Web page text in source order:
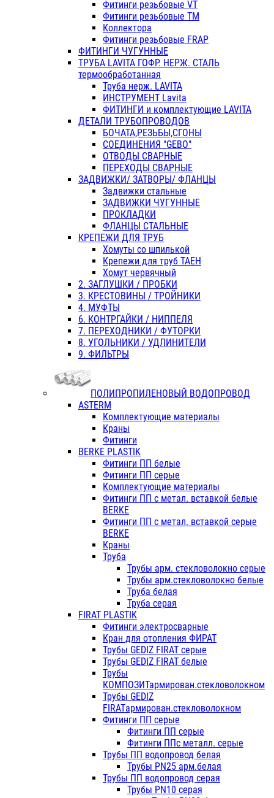
Фитинги резьбовые VT
Фитинги резьбовые ТМ
Коллектора
Фитинги резьбовые FRAP
ФИТИНГИ ЧУГУННЫЕ
ТРУБА LAVITA ГОФР. НЕРЖ. СТАЛЬ
термообработанная
Труба нерж. LAVITA
ИНСТРУМЕНТ Lavita
ФИТИНГИ и комплектующие LAVITA
ДЕТАЛИ ТРУБОПРОВОДОВ
БОЧАТА,РЕЗЬБЫ,СГОНЫ
СОЕДИНЕНИЯ "GEBO"
ОТВОДЫ СВАРНЫЕ
ПЕРЕХОДЫ СВАРНЫЕ
ЗАДВИЖКИ/ ЗАТВОРЫ/ ФЛАНЦЫ
Задвижки стальные
ЗАДВИЖКИ ЧУГУННЫЕ
ПРОКЛАДКИ
ФЛАНЦЫ СТАЛЬНЫЕ
КРЕПЕЖИ ДЛЯ ТРУБ
Хомуты со шпилькой
Крепежи для труб ТАЕН
Хомут червячный
2. ЗАГЛУШКИ / ПРОБКИ
3. КРЕСТОВИНЫ / ТРОЙНИКИ
4. МУФТЫ
6. КОНТРГАЙКИ / НИППЕЛЯ
7. ПЕРЕХОДНИКИ / ФУТОРКИ
8. УГОЛЬНИКИ / УДЛИНИТЕЛИ
9. ФИЛЬТРЫ
ПОЛИПРОПИЛЕНОВЫЙ ВОДОПРОВОД
ASTERM
Комплектующие материалы
Краны
Фитинги
BERKE PLASTIK
Фитинги ПП белые
Фитинги ПП серые
Комплектующие материалы
Фитинги ПП с метал. вставкой белые
BERKE
Фитинги ПП с метал. вставкой серые
BERKE
Краны
Труба
Трубы арм. стекловолокно серые
Трубы арм.стекловолокно белые
Труба белая
Труба серая
FIRAT PLASTIK
Фитинги электросварные
Кран для отопления ФИРАТ
Трубы GEDIZ FIRAT серые
Трубы GEDIZ FIRAT белые
Трубы
КОМПОЗИТармирован.стекловолокном
Трубы GEDIZ
FIRATармирован.стекловолокном
Фитинги ПП серые
Фитинги ПП серые
Фитинги ППс металл. серые
Трубы ПП водопровод белая
Трубы PN25 арм.белая
Трубы ПП водопровод серая
Трубы PN10 серая